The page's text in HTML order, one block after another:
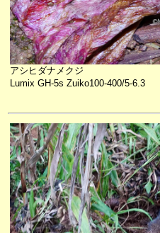
アシヒダナメクジ
Lumix GH-5s Zuiko100-400/5-6.3